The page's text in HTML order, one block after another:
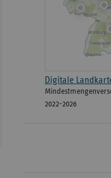
Digitale
2022-2026